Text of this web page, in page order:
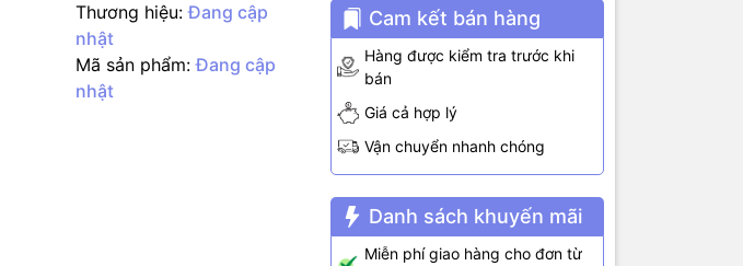
Thương hiệu: Đang cập
nhật
Mã sản phẩm: Đang cập
nhật
Cam kết bán hàng
Hàng được kiểm tra trước khi
bán
Giá cả hợp lý
Vận chuyển nhanh chóng
Danh sách khuyến mãi
Miễn phí giao hàng cho đơn từ
được sử dụng để đo cường độ ánh
dạng Phototransistor được mắc nối tiếp với
áp Analog tuyến tính với cường độ ánh